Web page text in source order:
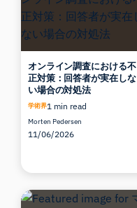
オンライン調査における不
正対策：回答者が実在しな
い場合の対処法
学術界1 min read
Morten Pedersen
11/06/2026